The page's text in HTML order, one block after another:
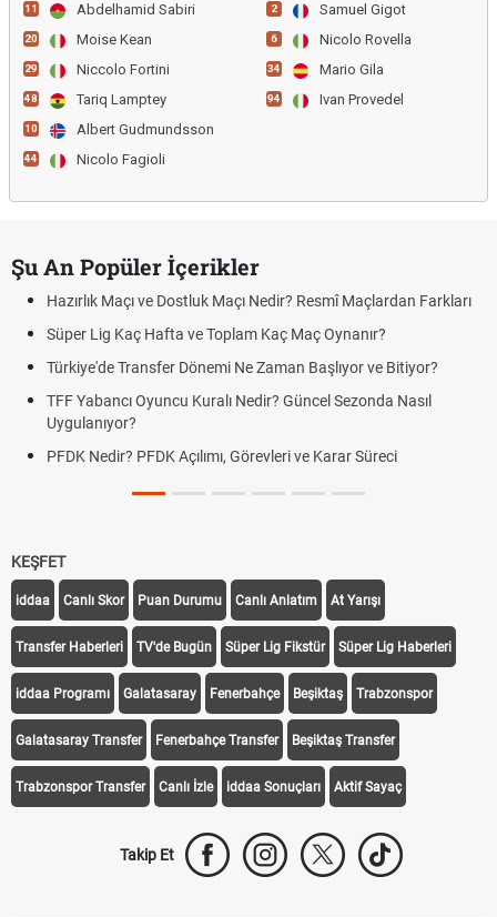
11 Abdelhamid Sabiri
20 Moise Kean
29 Niccolo Fortini
48 Tariq Lamptey
10 Albert Gudmundsson
44 Nicolo Fagioli
2 Samuel Gigot
6 Nicolo Rovella
34 Mario Gila
94 Ivan Provedel
Şu An Popüler İçerikler
Hazırlık Maçı ve Dostluk Maçı Nedir? Resmî Maçlardan Farkları
Süper Lig Kaç Hafta ve Toplam Kaç Maç Oynanır?
Türkiye'de Transfer Dönemi Ne Zaman Başlıyor ve Bitiyor?
TFF Yabancı Oyuncu Kuralı Nedir? Güncel Sezonda Nasıl
Uygulanıyor?
PFDK Nedir? PFDK Açılımı, Görevleri ve Karar Süreci
KEŞFET
iddaa Canlı Skor Puan Durumu Canlı Anlatım At Yarışı
Transfer Haberleri TV'de Bugün Süper Lig Fikstür Süper Lig Haberleri
iddaa Programı Galatasaray Fenerbahçe Beşiktaş Trabzonspor
Galatasaray Transfer Fenerbahçe Transfer Beşiktaş Transfer
Trabzonspor Transfer Canlı İzle iddaa Sonuçları Aktif Sayaç
Takip Et